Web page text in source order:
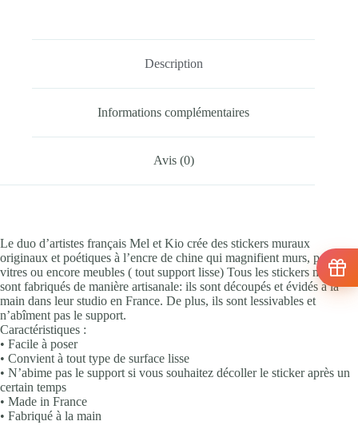
Description
Informations complémentaires
Avis (0)
Le duo d’artistes français Mel et Kio crée des stickers muraux
originaux et poétiques à l’encre de chine qui magnifient murs, portes,
vitres ou encore meubles ( tout support lisse) Tous les stickers muraux
sont fabriqués de manière artisanale: ils sont découpés et évidés à la
main dans leur studio en France. De plus, ils sont lessivables et
n’abîment pas le support.
Caractéristiques :
• Facile à poser
• Convient à tout type de surface lisse
• N’abime pas le support si vous souhaitez décoller le sticker après un
certain temps
• Made in France
• Fabriqué à la main